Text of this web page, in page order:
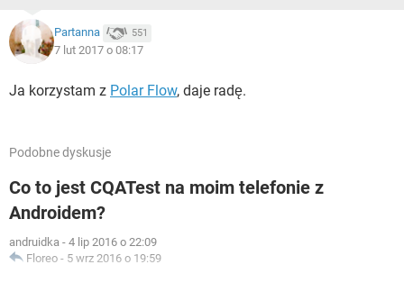
Partanna 551
7 lut 2017 o 08:17
Ja korzystam z Polar Flow, daje radę.
Podobne dyskusje
Co to jest CQATest na moim telefonie z
Androidem?
andruidka - 4 lip 2016 o 22:09
Floreo - 5 wrz 2016 o 19:59